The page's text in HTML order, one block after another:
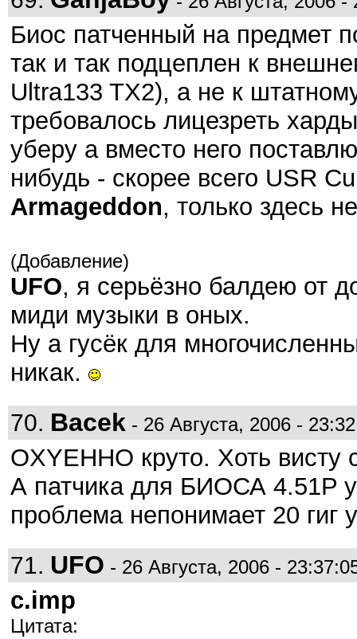
Биос патченный на предмет
так и так подцеплен к
Ultra133 TX2), а не к
требовалось лицезреть
уберу а вместо него
нибудь - скорее всего USR
Armageddon, только здесь
(Добавление)
UFO, я серьёзно балдею от
миди музыки в оных.
Ну а гусёк для
никак.
70. Bacek - 26 Августа, 2006 -
OXYEHHO круто. Хоть висту
А патчика для БИОСА 4.51P
проблема непонимает 20 гиг
71. UFO - 26 Августа, 2006 -
c.imp
Цитата: